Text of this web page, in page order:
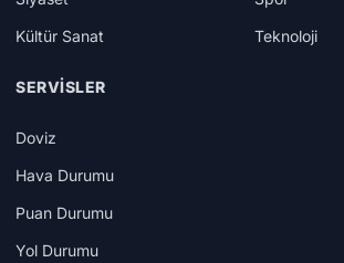
Kültür Sanat
Teknoloji
SERVISLER
Doviz
Hava Durumu
Puan Durumu
Yol Durumu